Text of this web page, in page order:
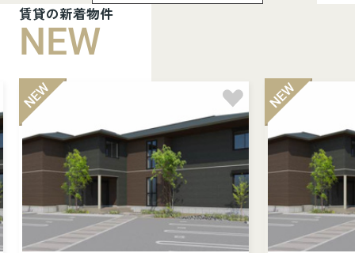
賃貸の新着物件
NEW